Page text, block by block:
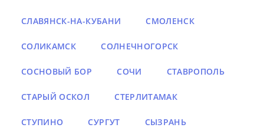
СЛАВЯНСК-НА-КУБАНИ СМОЛЕНСК
СОЛИКАМСК СОЛНЕЧНОГОРСК
СОСНОВЫЙ БОР СОЧИ СТАВРОПОЛЬ
СТАРЫЙ ОСКОЛ СТЕРЛИТАМАК
СТУПИНО СУРГУТ СЫЗРАНЬ